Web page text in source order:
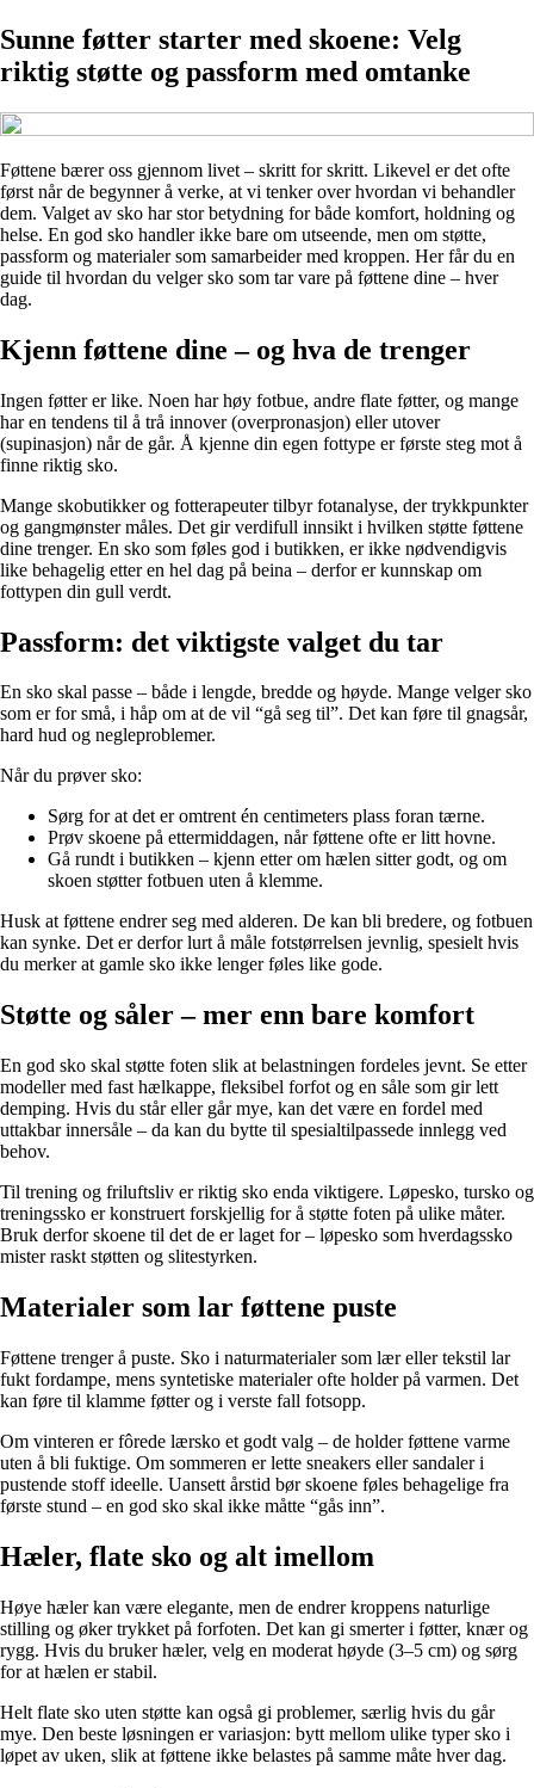
Sunne føtter starter med skoene: Velg
riktig støtte og passform med omtanke
Føttene bærer oss gjennom livet – skritt for skritt. Likevel er det ofte
først når de begynner å verke, at vi tenker over hvordan vi behandler
dem. Valget av sko har stor betydning for både komfort, holdning og
helse. En god sko handler ikke bare om utseende, men om støtte,
passform og materialer som samarbeider med kroppen. Her får du en
guide til hvordan du velger sko som tar vare på føttene dine – hver
dag.
Kjenn føttene dine – og hva de trenger
Ingen føtter er like. Noen har høy fotbue, andre flate føtter, og mange
har en tendens til å trå innover (overpronasjon) eller utover
(supinasjon) når de går. Å kjenne din egen fottype er første steg mot å
finne riktig sko.
Mange skobutikker og fotterapeuter tilbyr fotanalyse, der trykkpunkter
og gangmønster måles. Det gir verdifull innsikt i hvilken støtte føttene
dine trenger. En sko som føles god i butikken, er ikke nødvendigvis
like behagelig etter en hel dag på beina – derfor er kunnskap om
fottypen din gull verdt.
Passform: det viktigste valget du tar
En sko skal passe – både i lengde, bredde og høyde. Mange velger sko
som er for små, i håp om at de vil “gå seg til”. Det kan føre til gnagsår,
hard hud og negleproblemer.
Når du prøver sko:
Sørg for at det er omtrent én centimeters plass foran tærne.
Prøv skoene på ettermiddagen, når føttene ofte er litt hovne.
Gå rundt i butikken – kjenn etter om hælen sitter godt, og om
skoen støtter fotbuen uten å klemme.
Husk at føttene endrer seg med alderen. De kan bli bredere, og fotbuen
kan synke. Det er derfor lurt å måle fotstørrelsen jevnlig, spesielt hvis
du merker at gamle sko ikke lenger føles like gode.
Støtte og såler – mer enn bare komfort
En god sko skal støtte foten slik at belastningen fordeles jevnt. Se etter
modeller med fast hælkappe, fleksibel forfot og en såle som gir lett
demping. Hvis du står eller går mye, kan det være en fordel med
uttakbar innersåle – da kan du bytte til spesialtilpassede innlegg ved
behov.
Til trening og friluftsliv er riktig sko enda viktigere. Løpesko, tursko og
treningssko er konstruert forskjellig for å støtte foten på ulike måter.
Bruk derfor skoene til det de er laget for – løpesko som hverdagssko
mister raskt støtten og slitestyrken.
Materialer som lar føttene puste
Føttene trenger å puste. Sko i naturmaterialer som lær eller tekstil lar
fukt fordampe, mens syntetiske materialer ofte holder på varmen. Det
kan føre til klamme føtter og i verste fall fotsopp.
Om vinteren er fôrede lærsko et godt valg – de holder føttene varme
uten å bli fuktige. Om sommeren er lette sneakers eller sandaler i
pustende stoff ideelle. Uansett årstid bør skoene føles behagelige fra
første stund – en god sko skal ikke måtte “gås inn”.
Hæler, flate sko og alt imellom
Høye hæler kan være elegante, men de endrer kroppens naturlige
stilling og øker trykket på forfoten. Det kan gi smerter i føtter, knær og
rygg. Hvis du bruker hæler, velg en moderat høyde (3–5 cm) og sørg
for at hælen er stabil.
Helt flate sko uten støtte kan også gi problemer, særlig hvis du går
mye. Den beste løsningen er variasjon: bytt mellom ulike typer sko i
løpet av uken, slik at føttene ikke belastes på samme måte hver dag.